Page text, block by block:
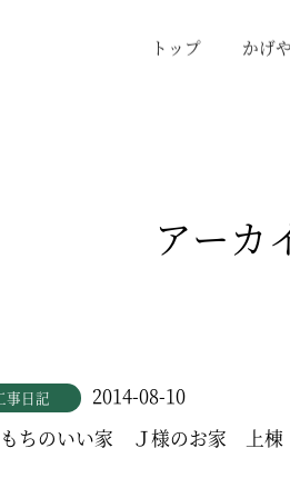
トップ かげ
アーカ
事日記
2014-08-10
ちのいい家 Ｊ様のお家 上棟